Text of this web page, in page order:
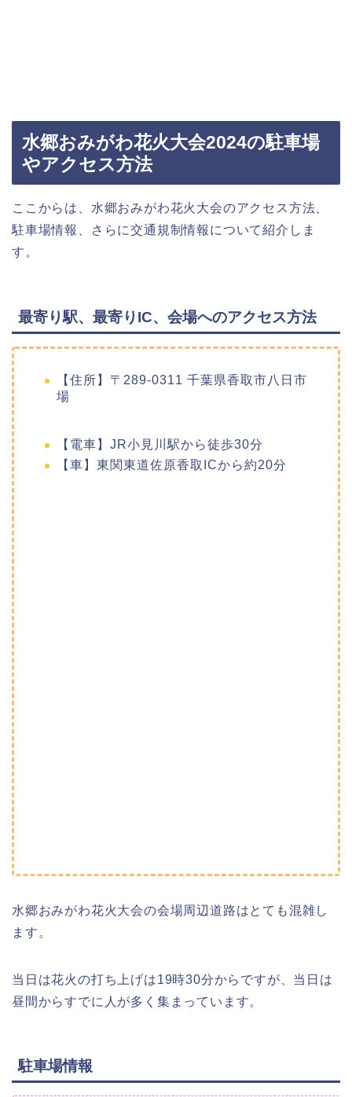
水郷おみがわ花火大会2024の駐車場
やアクセス方法
ここからは、水郷おみがわ花火大会のアクセス方法、
駐車場情報、さらに交通規制情報について紹介しま
す。
最寄り駅、最寄りIC、会場へのアクセス方法
【住所】〒289-0311 千葉県香取市八日市
場
【電車】JR小見川駅から徒歩30分
【車】東関東道佐原香取ICから約20分
水郷おみがわ花火大会の会場周辺道路はとても混雑し
ます。
当日は花火の打ち上げは19時30分からですが、当日は
昼間からすでに人が多く集まっています。
駐車場情報